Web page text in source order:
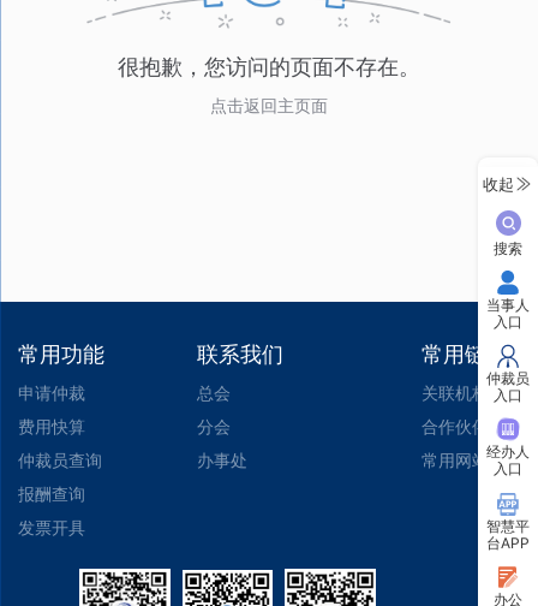
收起
搜索
当事人
入口
仲裁员
入口
经办人
入口
智慧平
台APP
办公
很抱歉，您访问的页面不存在。
点击返回主页面
常用功能
申请仲裁
费用快算
仲裁员查询
报酬查询
发票开具
联系我们
总会
分会
办事处
常用链接
关联机构
合作伙伴
常用网站